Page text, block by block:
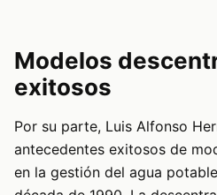
Modelos
exitosos
Por su parte, Luis Alfonso
antecedentes exitosos de
en la gestión del agua